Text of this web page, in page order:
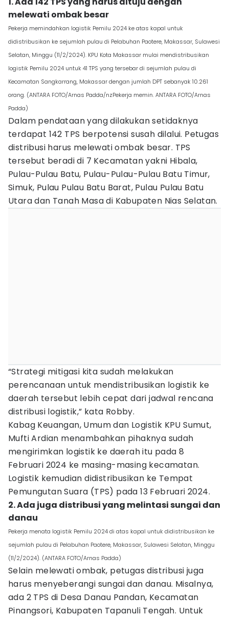
melewati ombak besar
Pekerja memindahkan logistik Pemilu 2024 ke atas kapal untuk
didistribusikan ke sejumlah pulau di Pelabuhan Paotere, Makassar, Sulawesi
Selatan, Minggu (11/2/2024). KPU Kota Makassar mulai mendistribusikan
logistik Pemilu 2024 untuk 41 TPS yang tersebar di sejumlah pulau di
Kecamatan Sangkarrang, Makassar dengan jumlah DPT sebanyak 10.261
orang. (ANTARA FOTO/Arnas Padda/nzPekerja memin. ANTARA FOTO/Arnas
Padda)
Dalam pendataan yang dilakukan setidaknya
terdapat 142 TPS berpotensi susah dilalui. Petugas
distribusi harus melewati ombak besar. TPS
tersebut beradi di 7 Kecamatan yakni Hibala,
Pulau-Pulau Batu, Pulau-Pulau-Pulau Batu Timur,
Simuk, Pulau Pulau Batu Barat, Pulau Pulau Batu
Utara dan Tanah Masa di Kabupaten Nias Selatan.
“Strategi mitigasi kita sudah melakukan
perencanaan untuk mendistribusikan logistik ke
daerah tersebut lebih cepat dari jadwal rencana
distribusi logistik,” kata Robby.
Kabag Keuangan, Umum dan Logistik KPU Sumut,
Mufti Ardian menambahkan pihaknya sudah
mengirimkan logistik ke daerah itu pada 8
Februari 2024 ke masing-masing kecamatan.
Logistik kemudian didistribusikan ke Tempat
Pemungutan Suara (TPS) pada 13 Februari 2024.
2. Ada juga distribusi yang melintasi sungai dan
danau
Pekerja menata logistik Pemilu 2024 di atas kapal untuk didistribusikan ke
sejumlah pulau di Pelabuhan Paotere, Makassar, Sulawesi Selatan, Minggu
(11/2/2024). (ANTARA FOTO/Arnas Padda)
Selain melewati ombak, petugas distribusi juga
harus menyeberangi sungai dan danau. Misalnya,
ada 2 TPS di Desa Danau Pandan, Kecamatan
Pinangsori, Kabupaten Tapanuli Tengah. Untuk